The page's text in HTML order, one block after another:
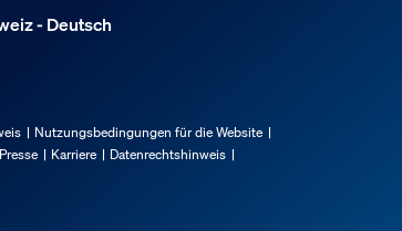
- Deutsch
Nutzungsbedingungen für die Website
Presse Karriere
Datenrechtshinweis